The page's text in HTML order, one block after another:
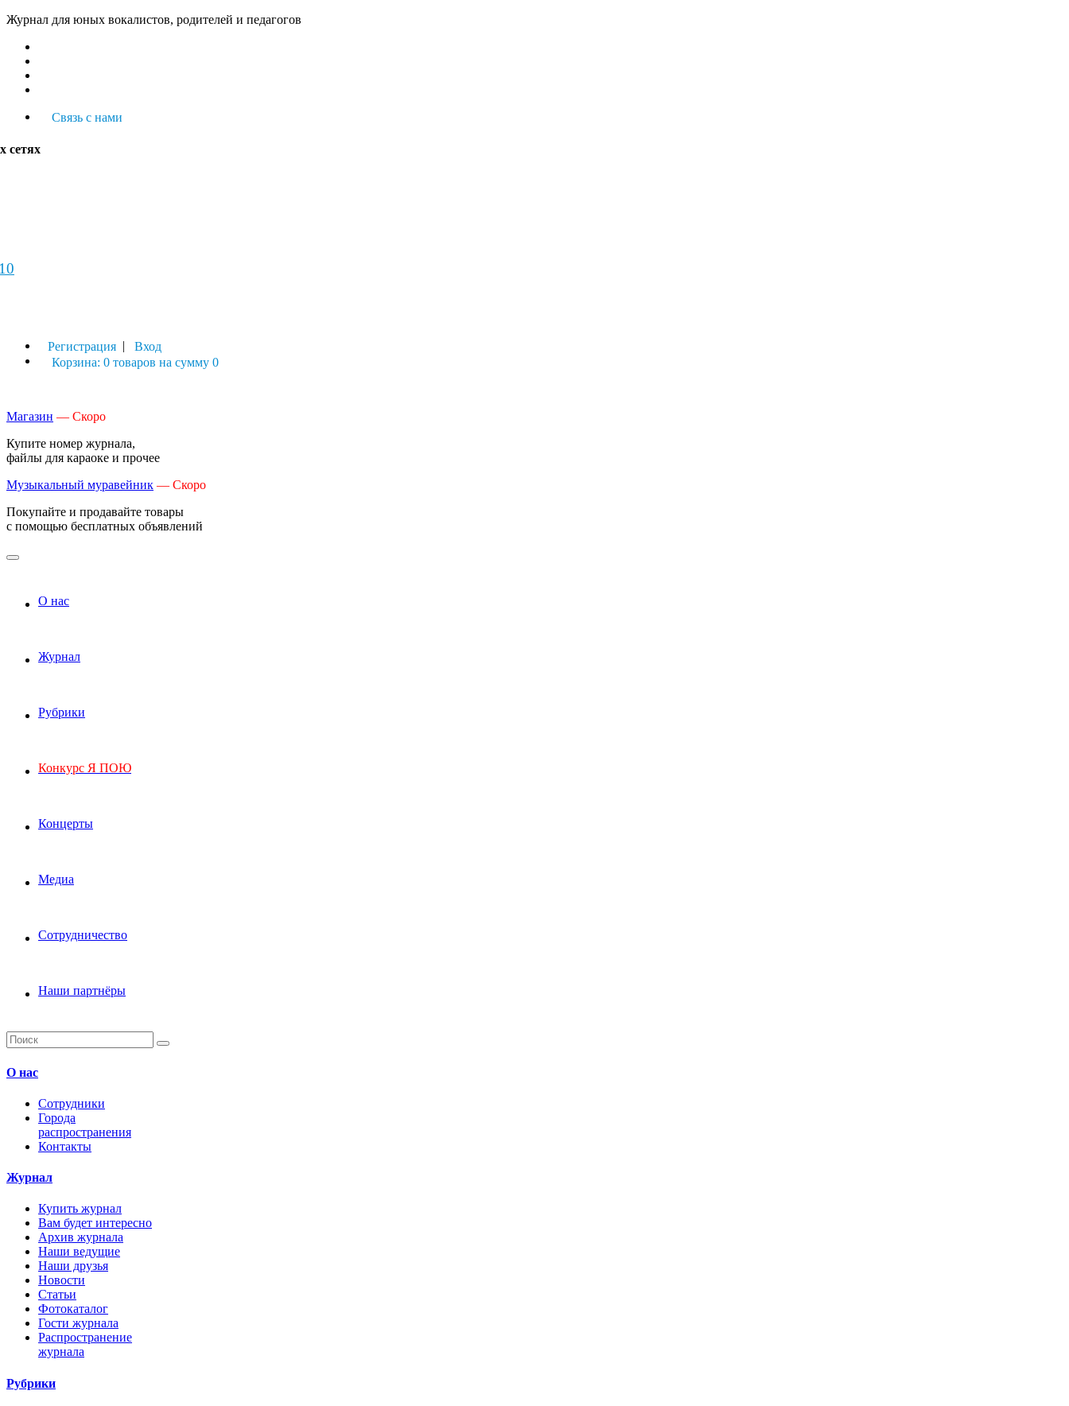
Журнал для юных вокалистов, родителей и педагогов
Связь с нами
сетях
Регистрация | Вход
Корзина: 0 товаров на сумму 0
Магазин — Скоро
Купите номер журнала,
файлы для караоке и прочее
Музыкальный муравейник — Скоро
Покупайте и продавайте товары
с помощью бесплатных объявлений
О нас
Журнал
Рубрики
Конкурс Я ПОЮ
Концерты
Медиа
Сотрудничество
Наши партнёры
О нас
Сотрудники
Города
распространения
Контакты
Журнал
Купить журнал
Вам будет интересно
Архив журнала
Наши ведущие
Наши друзья
Новости
Статьи
Фотокаталог
Гости журнала
Распространение
журнала
Рубрики